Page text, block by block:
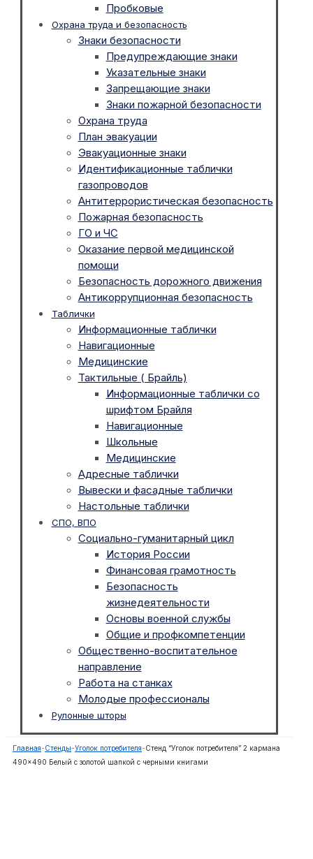
Пробковые
Охрана труда и безопасность
Знаки безопасности
Предупреждающие знаки
Указательные знаки
Запрещающие знаки
Знаки пожарной безопасности
Охрана труда
План эвакуации
Эвакуационные знаки
Идентификационные таблички
газопроводов
Антитеррористическая безопасность
Пожарная безопасность
ГО и ЧС
Оказание первой медицинской
помощи
Безопасность дорожного движения
Антикоррупционная безопасность
Таблички
Информационные таблички
Навигационные
Медицинские
Тактильные ( Брайль)
Информационные таблички со
шрифтом Брайля
Навигационные
Школьные
Медицинские
Адресные таблички
Вывески и фасадные таблички
Настольные таблички
СПО, ВПО
Социально-гуманитарный цикл
История России
Финансовая грамотность
Безопасность
жизнедеятельности
Основы военной службы
Общие и профкомпетенции
Общественно-воспитательное
направление
Работа на станках
Молодые профессионалы
Рулонные шторы
Главная-Стенды-Уголок потребителя-Стенд “Уголок потребителя” 2 кармана
490×490 Белый с золотой шапкой с черными книгами